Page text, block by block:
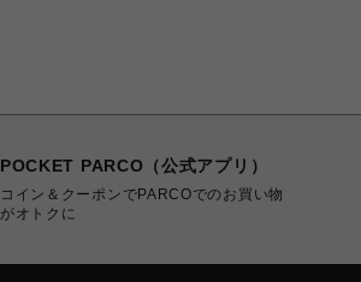
POCKET PARCO（公式アプリ）
コイン＆クーポンでPARCOでのお買い物
がオトクに